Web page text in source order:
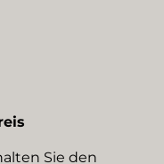
Sie den